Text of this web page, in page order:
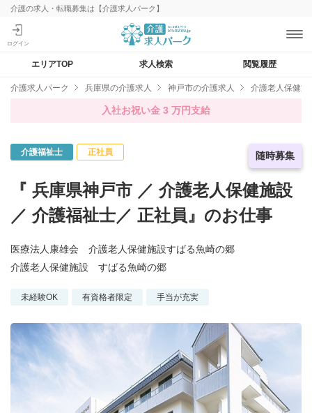
介護の求人・転職募集は【介護求人パーク】
エリアTOP 求人検索 閲覧履歴
介護求人パーク 兵庫県の介護求人 神戸市の介護求人 介護老人保健
入社お祝い金 3 万円支給
急募求人
随時募集
介護福祉士 正社員
『 兵庫県神戸市 ／ 介護老人保健施設
／ 介護福祉士／ 正社員』のお仕事
医療法人康雄会 介護老人保健施設すばる魚崎の郷
介護老人保健施設 すばる魚崎の郷
未経験OK 有資格者限定 手当が充実